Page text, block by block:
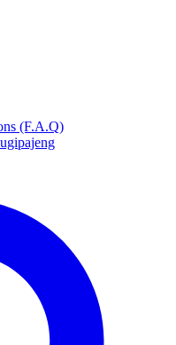
(F.A.Q)